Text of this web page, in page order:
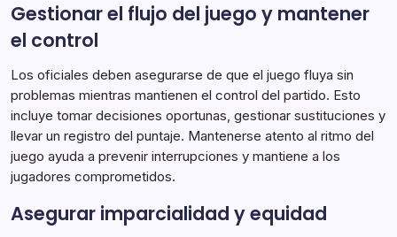
Gestionar el flujo del juego y mantener
el control
Los oficiales deben asegurarse de que el juego fluya sin
problemas mientras mantienen el control del partido. Esto
incluye tomar decisiones oportunas, gestionar sustituciones y
llevar un registro del puntaje. Mantenerse atento al ritmo del
juego ayuda a prevenir interrupciones y mantiene a los
jugadores comprometidos.
Asegurar imparcialidad y equidad